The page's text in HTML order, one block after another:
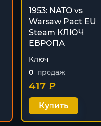
1953: NATO vs
Warsaw Pact EU
Steam КЛЮЧ
ЕВРОПА
Ключ
0 продаж
417 ₽
Купить